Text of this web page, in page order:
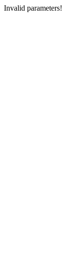
Invalid parameters!